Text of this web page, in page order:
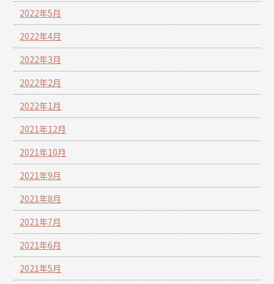
2022年5月
2022年4月
2022年3月
2022年2月
2022年1月
2021年12月
2021年10月
2021年9月
2021年8月
2021年7月
2021年6月
2021年5月